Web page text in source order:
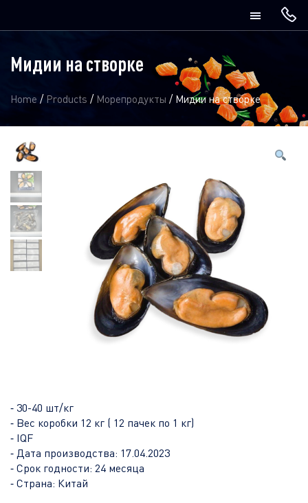
Мидии на створке
Home / Products / Морепродукты / Мидии на створке
⁃ 30-40 шт/кг
⁃ Вес коробки 12 кг ( 12 пачек по 1 кг)
⁃ IQF
⁃ Дата производства: 17.04.2023
⁃ Срок годности: 24 месяца
⁃ Страна: Китай